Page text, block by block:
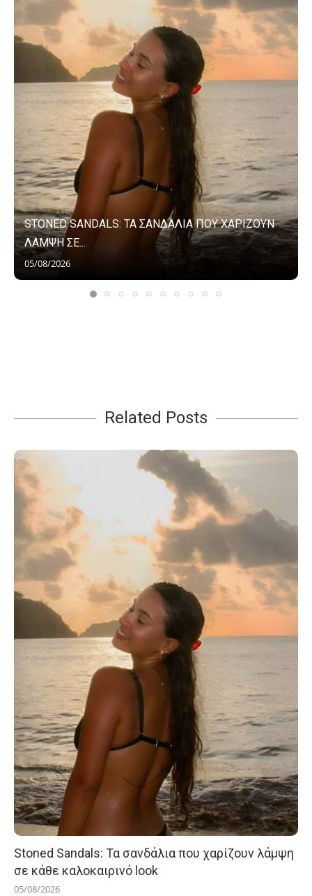
STONED SANDALS: ΤΑ ΣΑΝΔΑΛΙΑ ΠΟΥ ΧΑΡΙΖΟΥΝ
ΛΑΜΨΗ ΣΕ...
05/08/2026
Related Posts
Stoned Sandals: Τα σανδάλια που χαρίζουν λάμψη
σε κάθε καλοκαιρινό look
05/08/2026